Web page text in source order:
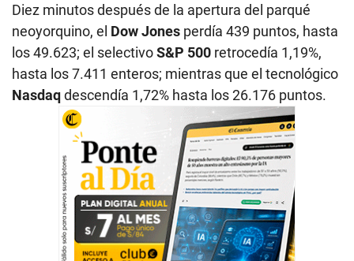
Diez minutos después de la apertura del parqué
neoyorquino, el Dow Jones perdía 439 puntos, hasta
los 49.623; el selectivoS&P 500 retrocedía 1,19%,
hasta los 7.411 enteros; mientras que el tecnológico
Nasdaqdescendía 1,72% hasta los 26.176 puntos.